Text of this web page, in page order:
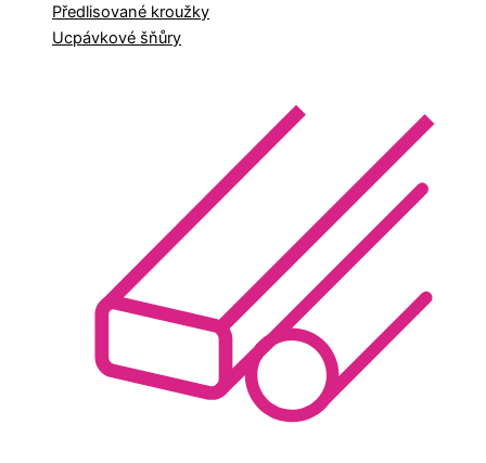
Předlisované kroužky
Ucpávkové šňůry